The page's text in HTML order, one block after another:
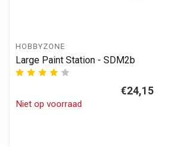
HOBBYZONE
Large Paint Station - SDM2b
€24,15
Niet op voorraad